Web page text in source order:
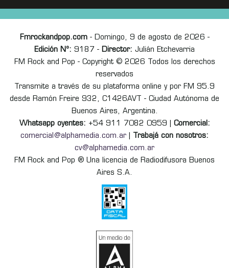
Fmrockandpop.com- Domingo, 9 de agosto de 2026 -
Edición Nº: 9187 - Director: Julián Etchevarria
FM Rock and Pop - Copyright © 2026 Todos los derechos
reservados
Transmite a través de su plataforma online y por FM 95.9
desde Ramón Freire 932, C1426AVT - Ciudad Autónoma de
Buenos Aires, Argentina.
Whatsapp oyentes: +54 911 7082 0959 | Comercial:
comercial@alphamedia.com.ar
Trabajá con nosotros:
cv@alphamedia.com.ar
FM Rock and Pop ® Una licencia de Radiodifusora Buenos
Aires S.A.